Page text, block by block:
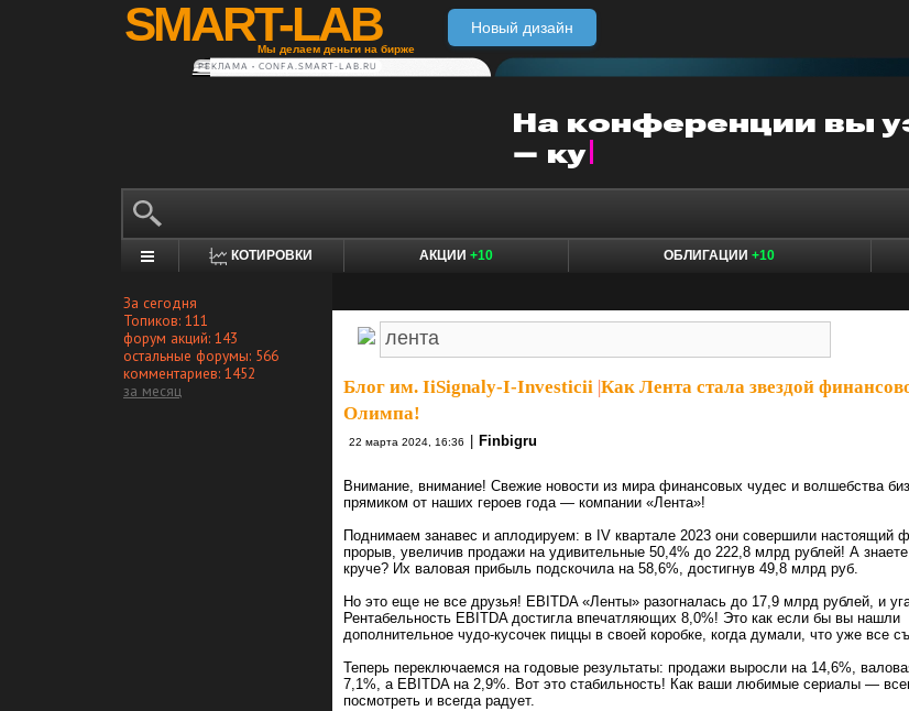
SMART-LAB
Мы делаем деньги на бирже
Новый дизайн
РЕКЛАМА • CONFA.SMART-LAB.RU
КОТИРОВКИ АКЦИИ +10 ОБЛИГАЦИИ +10
За сегодня
Топиков: 111
форум акций: 143
остальные форумы: 566
комментариев: 1452
за месяц
Блог им. IiSignaly-I-Investicii Как Лента стала звездой
Олимпа!
22 марта 2024, 16:36 Finbigru
Внимание, внимание! Свежие новости из мира финансовых чудес и волшебства
прямиком от наших героев года — компании «Лента»!
Поднимаем занавес и аплодируем: в IV квартале 2023 они совершили настоящий
прорыв, увеличив продажи на удивительные 50,4% до 222,8 млрд рублей! А
круче? Их валовая прибыль подскочила на 58,6%, достигнув 49,8 млрд руб.
Но это еще не все друзья! EBITDA «Ленты» разогналась до 17,9 млрд рублей, и
Рентабельность EBITDA достигла впечатляющих 8,0%! Это как если бы вы нашли
дополнительное чудо-кусочек пиццы в своей коробке, когда думали, что уже все
Теперь переключаемся на годовые результаты: продажи выросли на 14,6%,
7,1%, а EBITDA на 2,9%. Вот это стабильность! Как ваши любимые сериалы —
посмотреть и всегда радует.